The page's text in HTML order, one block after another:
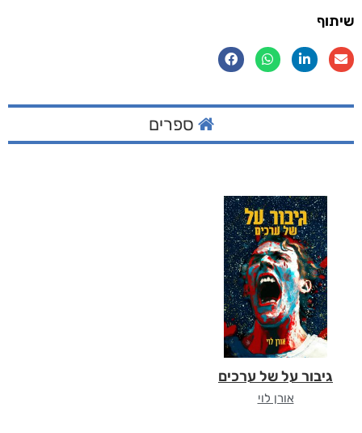
שיתוף
ספרים
גיבור על של ערכים
אורן לוי